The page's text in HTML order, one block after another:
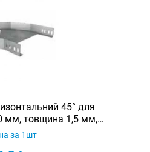
45° для
мм, товщина 1,5 мм,
Eurotray
за 1шт